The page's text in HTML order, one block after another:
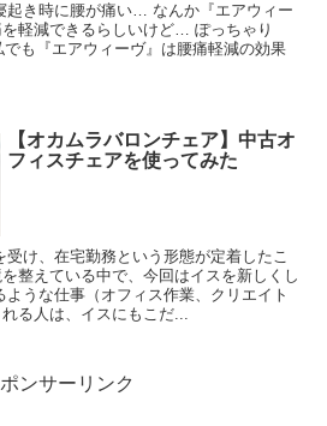
起き時に腰が痛い… なんか『エアウィー
軽減できるらしいけど… ぽっちゃり
でも『エアウィーヴ』は腰痛軽減の効果
【オカムラバロンチェア】中古オ
フィスチェアを使ってみた
け、在宅勤務という形態が定着したこ
整えている中で、今回はイスを新しくし
ような仕事（オフィス作業、クリエイト
る人は、イスにもこだ...
ンサーリンク